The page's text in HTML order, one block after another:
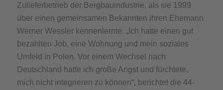
Zulieferbetrieb der Bergbauindustrie, als sie 1999
über einen gemeinsamen Bekannten ihren Ehemann
Werner Wessler kennenlernte. „Ich hatte einen gut
bezahlten Job, eine Wohnung und mein soziales
Umfeld in Polen. Vor einem Wechsel nach
Deutschland hatte ich große Angst und fürchtete,
mich nicht integrieren zu kön­nen“, berichtet die 44­-